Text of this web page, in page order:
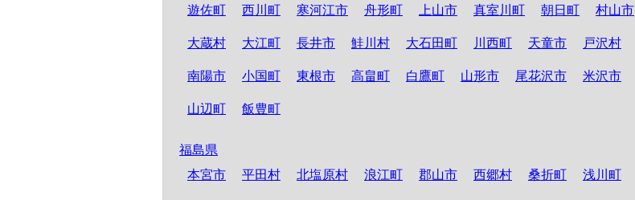
遊佐町 西川町 寒河江市 舟形町 上山市 真室川町 朝日町 村山市
大蔵村 大江町 長井市 鮭川村 大石田町 川西町 天童市 戸沢村
南陽市 小国町 東根市 高畠町 白鷹町 山形市 尾花沢市 米沢市
山辺町 飯豊町
福島県
本宮市
平田村 北塩原村 浪江町 郡山市 西郷村 桑折町 浅川町